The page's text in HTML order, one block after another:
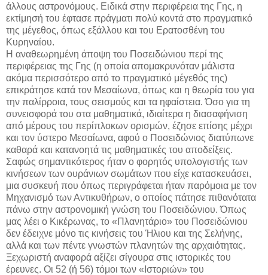
άλλους αστρονόμους. Ειδικά στην περιφέρεια της Γης, η
εκτίμησή του έφτασε πράγματι πολύ κοντά στο πραγματικό
της μέγεθος, όπως εξάλλου και του Ερατοσθένη του
Κυρηναίου.
Η αναθεωρημένη άποψη του Ποσειδώνιου περί της
περιφέρειας της Γης (η οποία απομακρυνόταν μάλιστα
ακόμα περισσότερο από το πραγματικό μέγεθός της)
επικράτησε κατά τον Μεσαίωνα, όπως και η θεωρία του για
την παλίρροια, τους σεισμούς και τα ηφαίστεια. Όσο για τη
συνεισφορά του στα μαθηματικά, ιδιαίτερα η διασαφήνιση
από μέρους του περίπλοκων ορισμών, έζησε επίσης μέχρι
και τον ύστερο Μεσαίωνα, αφού ο Ποσειδώνιος διατύπωνε
καθαρά και κατανοητά τις μαθηματικές του αποδείξεις.
Σαφώς σημαντικότερος ήταν ο φορητός υπολογιστής των
κινήσεων των ουράνιων σωμάτων που είχε κατασκευάσει,
μια συσκευή που όπως περιγράφεται ήταν παρόμοια με τον
Μηχανισμό των Αντικυθήρων, ο οποίος πάτησε πιθανότατα
πάνω στην αστρονομική γνώση του Ποσειδώνιου. Όπως
μας λέει ο Κικέρωνας, το «Πλανητάριο» του Ποσειδώνιου
δεν έδειχνε μόνο τις κινήσεις του Ήλιου και της Σελήνης,
αλλά και των πέντε γνωστών πλανητών της αρχαιότητας.
Ξεχωριστή αναφορά αξίζει σίγουρα στις ιστορικές του
έρευνες. Οι 52 (ή 56) τόμοι των «Ιστοριών» του